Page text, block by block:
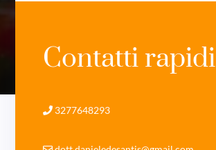
Contatti rapidi
3277648293